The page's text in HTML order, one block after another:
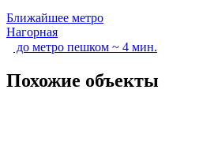
Ближайшее метро
Нагорная
до метро пешком ~ 4 мин.
Похожие объекты